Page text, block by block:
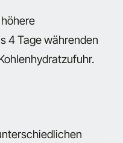
4 Tage währenden